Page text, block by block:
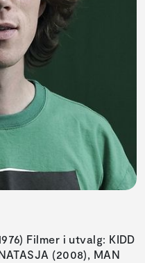
Filmer i utvalg: KIDD
(2008), MAN